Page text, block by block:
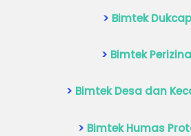
> Bimtek
> Bimtek
> Bimtek Desa dan
> Bimtek Humas